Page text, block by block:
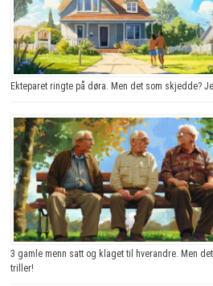
Ekteparet ringte på døra. Men det som skjedde?
3 gamle menn satt og klaget til hverandre. Men
triller!